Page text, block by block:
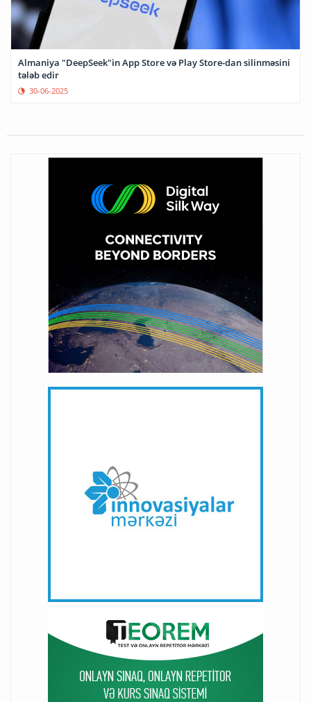
Almaniya "DeepSeek"in App Store və Play Store-dan silinməsini
tələb edir
30-06-2025